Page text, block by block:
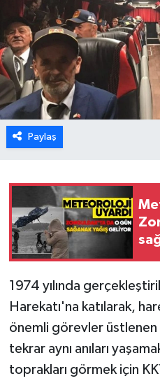
Paylaş
1974 yılında
Harekatı'na katılarak,
önemli görevler üstlenen
tekrar aynı anıları
toprakları görmek için
Spor
Ulusal